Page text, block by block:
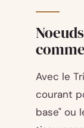
Avec le
courant
base" ou